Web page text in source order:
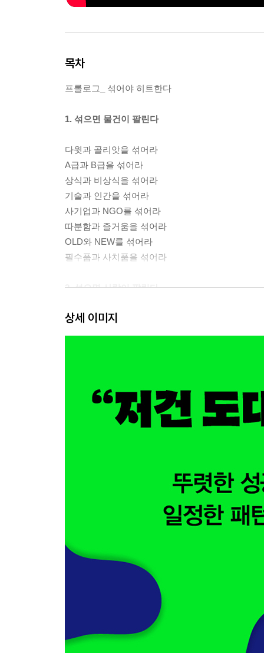
목차
프롤로그_ 섞어야 히트한다
1. 섞으면 물건이 팔린다
다윗과 골리앗을 섞어라
A급과 B급을 섞어라
상식과 비상식을 섞어라
기술과 인간을 섞어라
사기업과 NGO를 섞어라
따분함과 즐거움을 섞어라
OLD와 NEW를 섞어라
필수품과 사치품을 섞어라
2. 섞으면 사람이 팔린다
모범생과 날라리를 섞어라
본캐와 부캐를 섞어라
3. 섞으면 모든 것이 팔린다
에필로그_ 100번 넘게 읽은 책이 있었다
상세 이미지